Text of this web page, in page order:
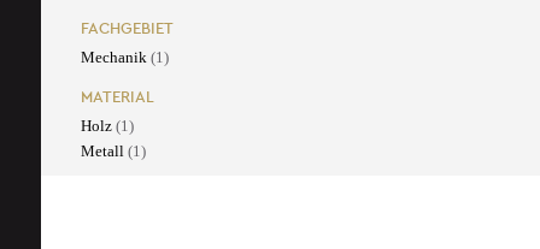
FACHGEBIET
Mechanik (1)
MATERIAL
Holz (1)
Metall (1)